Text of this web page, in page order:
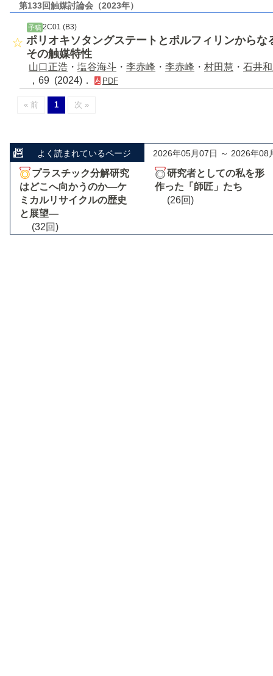
第133回触媒討論会（2023年）
予稿 2C01 (B3)
ポリオキソタングステートとポルフィリンからな
その触媒特性
山口正浩 ・ 塩谷海斗 ・ 李赤峰 ・ 李赤峰 ・ 村田慧 ・ 石井
，69 (2024)．
PDF
« 前 1 次 »
よく読まれているページ 2026年05月07日 ～ 2026年08
プラスチック分解研究
はどこへ向かうのか―ケ
ミカルリサイクルの歴史
と展望―
(32回)
研究者としての私を形
作った「師匠」たち
(26回)